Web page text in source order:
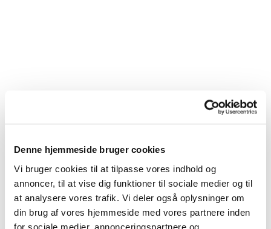
Denne hjemmeside bruger cookies
Vi bruger cookies til at tilpasse vores indhold og
annoncer, til at vise dig funktioner til sociale medier og til
at analysere vores trafik. Vi deler også oplysninger om
din brug af vores hjemmeside med vores partnere inden
for sociale medier, annonceringspartnere og
Du vil måske også kunne
lide...